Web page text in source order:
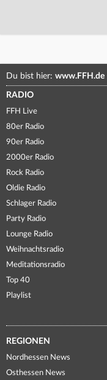
Du bist hier: www.FFH.de
RADIO
FFH Live
80er Radio
90er Radio
2000er Radio
Rock Radio
Oldie Radio
Schlager Radio
Party Radio
Lounge Radio
Weihnachtsradio
Meditationsradio
Top 40
Playlist
REGIONEN
Nordhessen News
Osthessen News